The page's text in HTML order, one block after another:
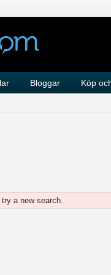
Bloggar Köp
a new search.